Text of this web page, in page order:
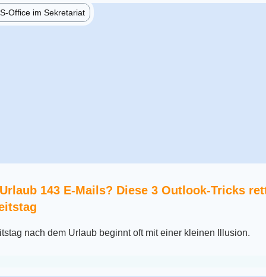
Office im Sekretariat
143 E-Mails? Diese 3 Outlook-Tricks
nach dem Urlaub beginnt oft mit einer kleinen Illusion.